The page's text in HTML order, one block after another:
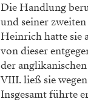
Die Handlung
und seiner
Heinrich hatte sie
von dieser
der
VIII. ließ sie
Insgesamt führte